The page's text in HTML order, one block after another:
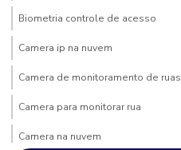
Biometria controle de acesso
Camera ip na nuvem
Camera de monitoramento de ruas
Camera para monitorar rua
Camera na nuvem